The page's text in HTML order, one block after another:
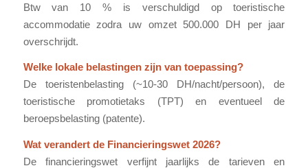
Btw van 10 % is verschuldigd op toeristische
accommodatie zodra uw omzet 500.000 DH per jaar
overschrijdt.
Welke lokale belastingen zijn van toepassing?
De toeristenbelasting (~10-30 DH/nacht/persoon), de
toeristische promotietaks (TPT) en eventueel de
beroepsbelasting (patente).
Wat verandert de Financieringswet 2026?
De financieringswet verfijnt jaarlijks de tarieven en